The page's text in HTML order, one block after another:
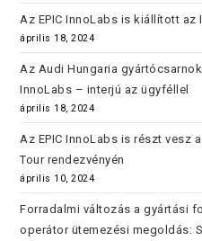
Az EPIC InnoLabs is kiállított az
április 18, 2024
Az Audi Hungaria
InnoLabs – interjú az ügyféllel
április 18, 2024
Az EPIC InnoLabs is részt vesz
Tour rendezvényén
április 10, 2024
Forradalmi változás a gyártási
operátor ütemezési megoldás: